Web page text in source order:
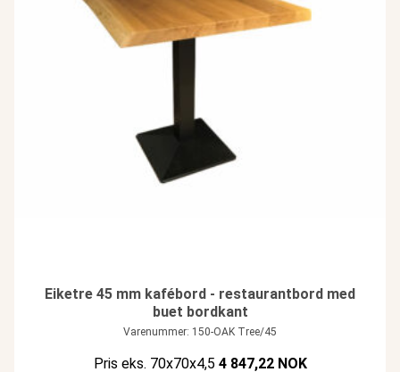
Eiketre 45 mm kafébord - restaurantbord med
buet bordkant
Varenummer: 150-OAK Tree/45
Pris eks. 70x70x4,5 4 847,22 NOK